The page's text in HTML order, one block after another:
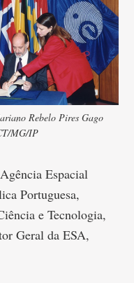
Rebelo Pires Gago
MG/IP
Espacial
Portuguesa,
e Tecnologia,
Geral da ESA,